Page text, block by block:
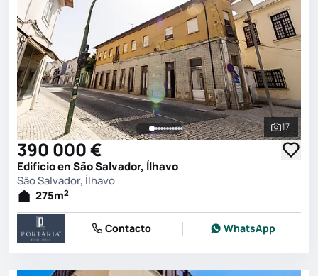
Ver
17
390 000 €
Edificio en São Salvador, Ílhavo
São Salvador, Ílhavo
275m2
Contacto WhatsApp